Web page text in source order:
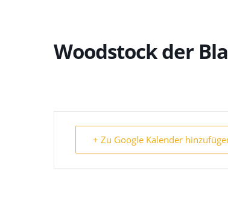
Woodstock der
+ Zu Google Kalender